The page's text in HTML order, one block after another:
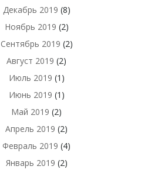
Декабрь 2019 (8)
Ноябрь 2019 (2)
Сентябрь 2019 (2)
Август 2019 (2)
Июль 2019 (1)
Июнь 2019 (1)
Май 2019 (2)
Апрель 2019 (2)
Февраль 2019 (4)
Январь 2019 (2)